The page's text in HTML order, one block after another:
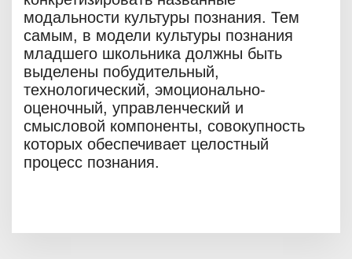
модальности культуры познания. Тем
самым, в модели культуры познания
младшего школьника должны быть
выделены побудительный,
технологический, эмоционально-
оценочный, управленческий и
смысловой компоненты, совокупность
которых обеспечивает целостный
процесс познания.